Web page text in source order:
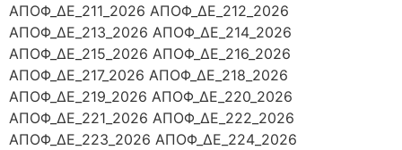
ΑΠΟΦ_ΔΕ_211_2026 ΑΠΟΦ_ΔΕ_212_2026
ΑΠΟΦ_ΔΕ_213_2026 ΑΠΟΦ_ΔΕ_214_2026
ΑΠΟΦ_ΔΕ_215_2026 ΑΠΟΦ_ΔΕ_216_2026
ΑΠΟΦ_ΔΕ_217_2026 ΑΠΟΦ_ΔΕ_218_2026
ΑΠΟΦ_ΔΕ_219_2026 ΑΠΟΦ_ΔΕ_220_2026
ΑΠΟΦ_ΔΕ_221_2026 ΑΠΟΦ_ΔΕ_222_2026
ΑΠΟΦ_ΔΕ_223_2026 ΑΠΟΦ_ΔΕ_224_2026